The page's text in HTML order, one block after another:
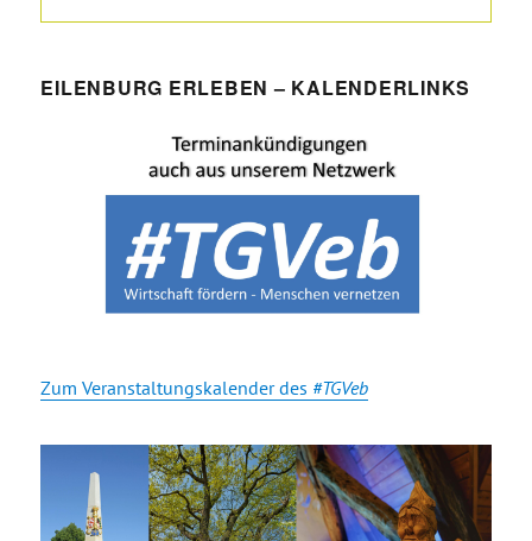
EILENBURG ERLEBEN – KALENDERLINKS
Zum Veranstaltungskalender des #TGVeb